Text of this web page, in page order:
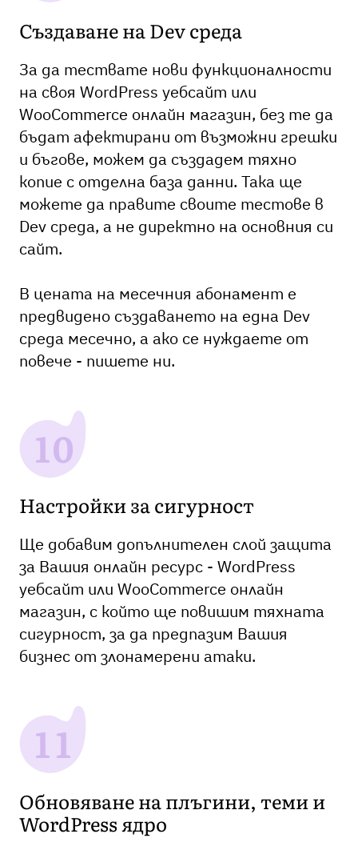
Създаване на Dev среда
За да тествате нови функционалности
на своя WordPress уебсайт или
WooCommerce онлайн магазин, без те да
бъдат афектирани от възможни грешки
и бъгове, можем да създадем тяхно
копие с отделна база данни. Така ще
можете да правите своите тестове в
Dev среда, а не директно на основния си
сайт.
В цената на месечния абонамент е
предвидено създаването на една Dev
среда месечно, а ако се нуждаете от
повече - пишете ни.
Настройки за сигурност
Ще добавим допълнителен слой защита
за Вашия онлайн ресурс - WordPress
уебсайт или WooCommerce онлайн
магазин, с който ще повишим тяхната
сигурност, за да предпазим Вашия
бизнес от злонамерени атаки.
Обновяване на плъгини, теми и
WordPress ядро